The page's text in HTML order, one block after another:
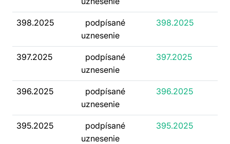
398.2025
podpísané
uznesenie
398.2025
397.2025
podpísané
uznesenie
397.2025
396.2025
podpísané
uznesenie
396.2025
395.2025
podpísané
uznesenie
395.2025